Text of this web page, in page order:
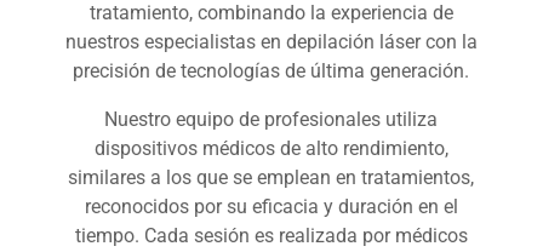
tratamiento, combinando la experiencia de
nuestros especialistas en depilación láser con la
precisión de tecnologías de última generación.
Nuestro equipo de profesionales utiliza
dispositivos médicos de alto rendimiento,
similares a los que se emplean en tratamientos,
reconocidos por su eficacia y duración en el
tiempo. Cada sesión es realizada por médicos